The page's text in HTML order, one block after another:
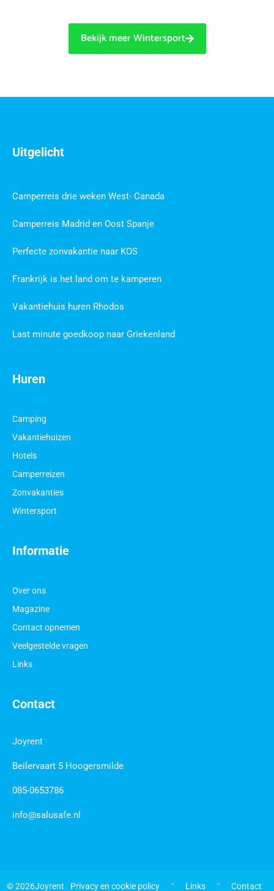
Bekijk meer Wintersport
Contact
Joyrent
Beilervaart 5 Hoogersmilde
085-0653786
info@salusafe.nl
Informatie
Over ons
Magazine
Contact opnemen
Veelgestelde vragen
Links
Huren
Camping
Vakantiehuizen
Hotels
Camperreizen
Zonvakanties
Wintersport
Uitgelicht
Camperreis drie weken West- Canada
Camperreis Madrid en Oost Spanje
Perfecte zonvakantie naar KOS
Frankrijk is het land om te kamperen
Vakantiehuis huren Rhodos
Last minute goedkoop naar Griekenland
© 2026Joyrent Privacy en cookie policy - Links - Contact